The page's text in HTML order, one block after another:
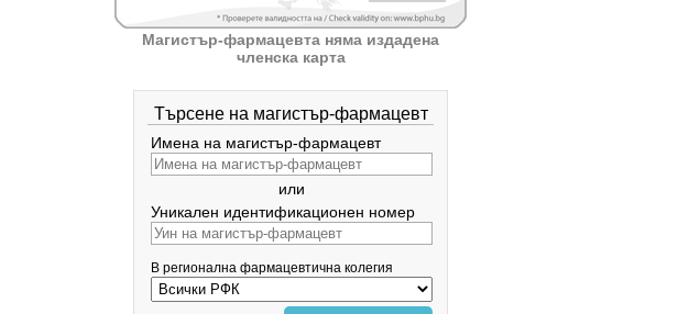
Магистър-фармацевта няма издадена
членска карта
Търсене на магистър-фармацевт
Имена на магистър-фармацевт
или
Уникален идентификационен номер
В регионална фармацевтична колегия